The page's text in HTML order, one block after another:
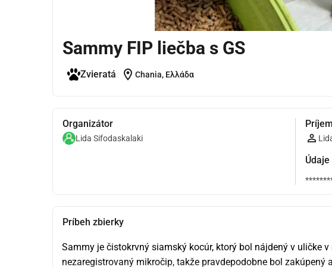
Sammy FIP liečba s GS
Zvieratá location_on Chania, Ελλάδα
Organizátor
Lida Sifodaskalaki
Príbeh zbierky
Sammy je čistokrvný siamský kocúr, ktorý bol nájdený v uličke
nezaregistrovaný mikročip, takže pravdepodobne bol